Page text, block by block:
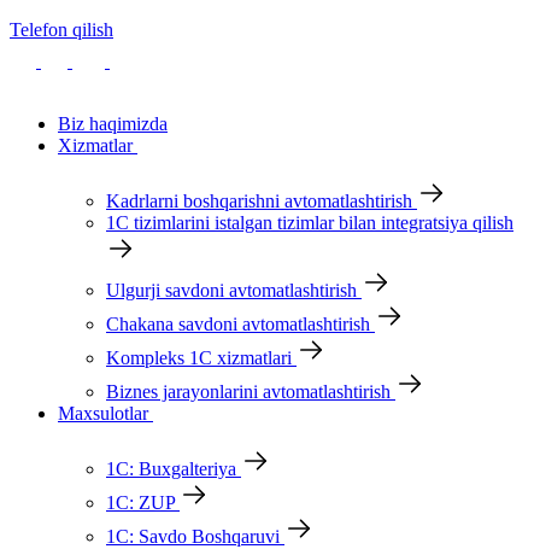
Telefon qilish
Biz haqimizda
Xizmatlar
Kadrlarni boshqarishni avtomatlashtirish
1С tizimlarini istalgan tizimlar bilan integratsiya qilish
Ulgurji savdoni avtomatlashtirish
Chakana savdoni avtomatlashtirish
Kompleks 1C xizmatlari
Biznes jarayonlarini avtomatlashtirish
Maxsulotlar
1С: Buxgalteriya
1С: ZUP
1С: Savdo Boshqaruvi